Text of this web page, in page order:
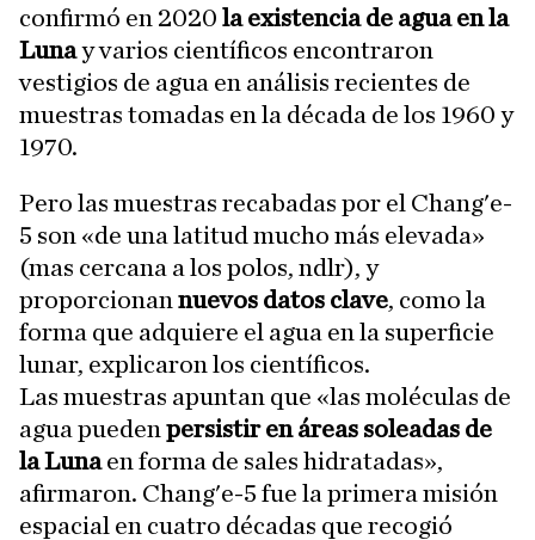
confirmó en 2020 la existencia de agua en la
Lunay varios científicos encontraron
vestigios de agua en análisis recientes de
muestras tomadas en la década de los 1960 y
1970.
Pero las muestras recabadas por el Chang'e-
5 son «de una latitud mucho más elevada»
(mas cercana a los polos, ndlr), y
proporcionan nuevos datos clave, como la
forma que adquiere el agua en la superficie
lunar, explicaron los científicos.
Las muestras apuntan que «las moléculas de
agua pueden persistir en áreas soleadas de
la Lunaen forma de sales hidratadas»,
afirmaron. Chang'e-5 fue la primera misión
espacial en cuatro décadas que recogió